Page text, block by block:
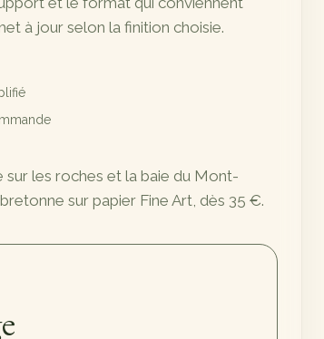
à jour selon la finition choisie.
sur les roches et la baie du Mont-
sur papier Fine Art, dès 35 €.